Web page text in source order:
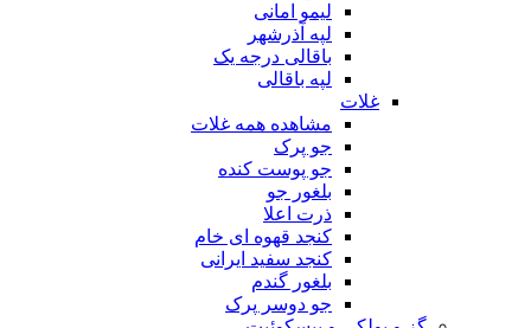
لیمو امانی
لپه آذرشهر
باقالی درجه یک
لپه باقالی
غلات
مشاهده همه غلات
جو پرک
جو پوست کنده
بلغور جو
ذرت اعلا
کنجد قهوه ای خام
کنجد سفید ایرانی
بلغور گندم
جو دوسر پرک